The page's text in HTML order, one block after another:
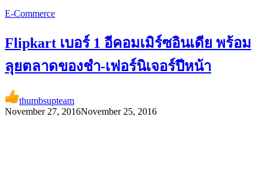
E-Commerce
Flipkart เบอร์ 1 อีคอมเมิร์ซอินเดีย พร้อม
ลุยตลาดของชำ-เฟอร์นิเจอร์ปีหน้า
thumbsupteam
November 27, 2016November 25, 2016